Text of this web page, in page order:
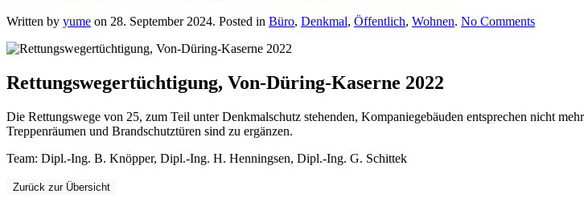
Written by yume on 28. September 2024. Posted in Büro, Denkmal, Öffentlich, Wohnen. No Commentson
Rettungswegertüchtigung, Von-Düring-Kaserne 2022
Die Rettungswege von 25, zum Teil unter Denkmalschutz stehenden, Kompaniegebäuden entsprechen nicht
Treppenräumen und Brandschutztüren sind zu ergänzen.
Team: Dipl.-Ing. B. Knöpper, Dipl.-Ing. H. Henningsen, Dipl.-Ing. G. Schittek
Zurück zur Übersicht